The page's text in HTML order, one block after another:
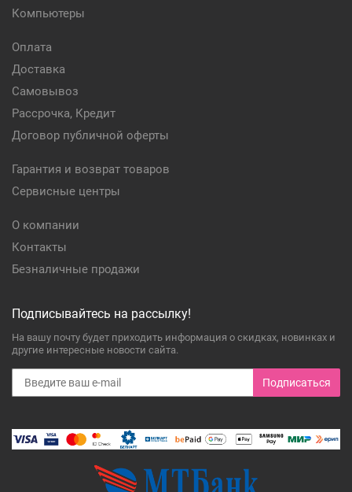
Компьютеры
Оплата
Доставка
Самовывоз
Рассрочка, Кредит
Договор публичной оферты
Гарантия и возврат товаров
Сервисные центры
О компании
Контакты
Безналичные продажи
Подписывайтесь на рассылку!
На вашу почту будет приходить информация о скидках, новинках и
другие интересные новости сайта.
Подписаться